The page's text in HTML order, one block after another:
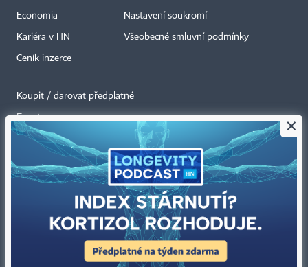
Economia
Kariéra v HN
Ceník inzerce
Nastavení soukromí
Všeobecné smluvní podmínky
Koupit / darovat předplatné
Eventy
Newslettery
Autorská práva vykonává vydavatel. Bez písemného svolení vydavatele je
zakázáno jakékoli užití částí nebo celku díla, zejména rozmnožování a šíření
jakýmkoli způsobem, mechanickým nebo elektronickým, v českém nebo
jiném jazyce. Bez souhlasu vydavatele je zakázáno též rozmnožování
obsahu pro účely automatizované analýzy textů nebo dat
×